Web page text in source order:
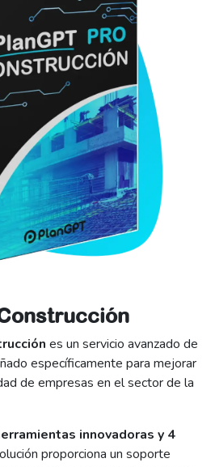
es un servicio avanzado de
específicamente para mejorar
de empresas en el sector de la
innovadoras y 4
proporciona un soporte